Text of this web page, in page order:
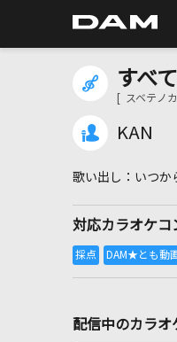
すべ
[ スベテノ
KAN
いつか
対応カラオケコ
配信中のカラオ